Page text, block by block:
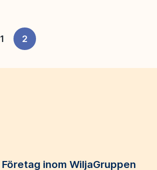
1 2
Företag inom WiljaGruppen